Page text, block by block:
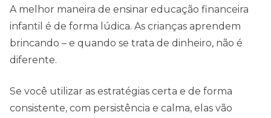
A melhor maneira de ensinar educação financeira
infantil é de forma lúdica. As crianças aprendem
brincando – e quando se trata de dinheiro, não é
diferente.
Se você utilizar as estratégias certa e de forma
consistente, com persistência e calma, elas vão